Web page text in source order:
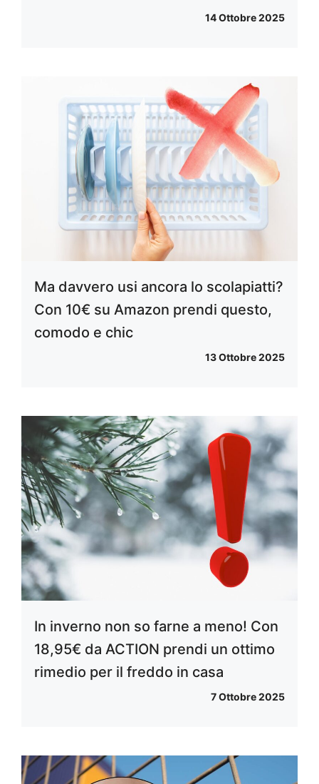
14 Ottobre 2025
Ma davvero usi ancora lo scolapiatti?
Con 10€ su Amazon prendi questo,
comodo e chic
13 Ottobre 2025
In inverno non so farne a meno! Con
18,95€ da ACTION prendi un ottimo
rimedio per il freddo in casa
7 Ottobre 2025